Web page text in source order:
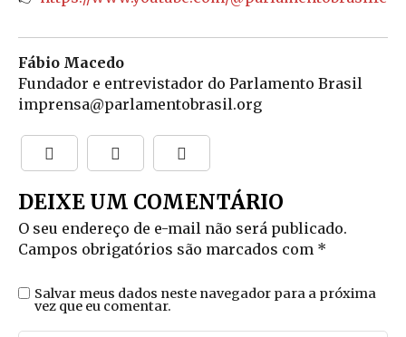
Fábio Macedo
Fundador e entrevistador do Parlamento Brasil
imprensa@parlamentobrasil.org
DEIXE UM COMENTÁRIO
O seu endereço de e-mail não será publicado.
Campos obrigatórios são marcados com *
Salvar meus dados neste navegador para a próxima
vez que eu comentar.